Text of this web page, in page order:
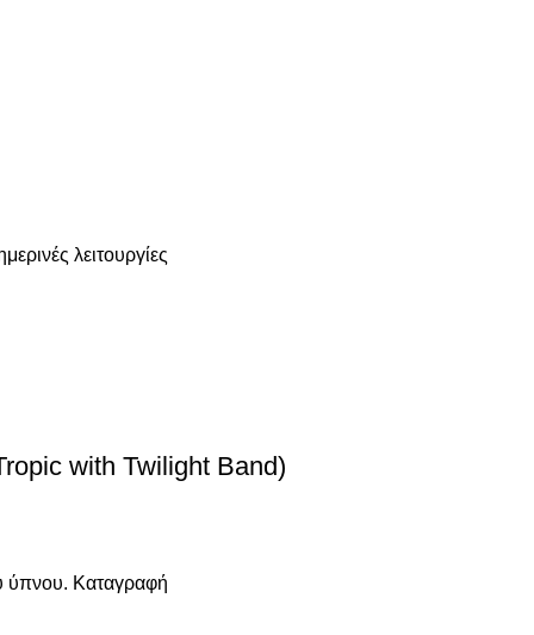
λειτουργίες
with Twilight Band)
ύπνου. Καταγραφή